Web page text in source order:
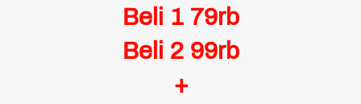
Beli 1 79rb
Beli 2 99rb
+